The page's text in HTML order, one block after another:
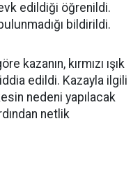
edildiği öğrenildi.
bildirildi.
kazanın, kırmızı ışık
edildi. Kazayla ilgili
nedeni yapılacak
netlik